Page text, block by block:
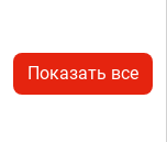
Показать все